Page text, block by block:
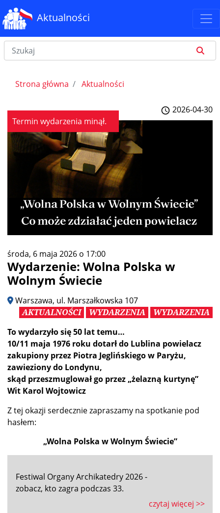
Aktualności
Strona główna Aktualności
2026-04-30
Termin wydarzenia minął.
środa, 6 maja 2026 o 17:00
Wydarzenie: Wolna Polska w
Wolnym Świecie
Warszawa, ul. Marszałkowska 107
AKTUALNOŚCI
WYDARZENIA
WYDARZENIA
To wydarzyło się 50 lat temu…
10/11 maja 1976 roku dotarł do Lublina powielacz
zakupiony przez Piotra Jeglińskiego w Paryżu,
zawieziony do Londynu,
skąd przeszmuglował go przez „żelazną kurtynę”
Wit Karol Wojtowicz
Z tej okazji serdecznie zapraszamy na spotkanie pod
hasłem:
„Wolna Polska w Wolnym Świecie”
Festiwal Organy Archikatedry 2026 -
zobacz, kto zagra podczas 33.
czytaj więcej >>